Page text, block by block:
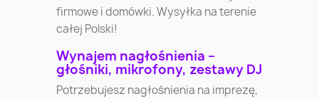
firmowe i domówki. Wysyłka na terenie
całej Polski!
Wynajem nagłośnienia –
głośniki, mikrofony, zestawy DJ
Potrzebujesz nagłośnienia na imprezę,